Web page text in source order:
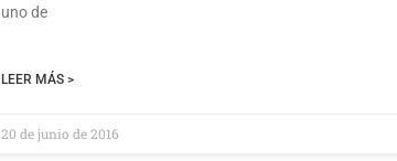
uno de
LEER MÁS >
20 de junio de 2016